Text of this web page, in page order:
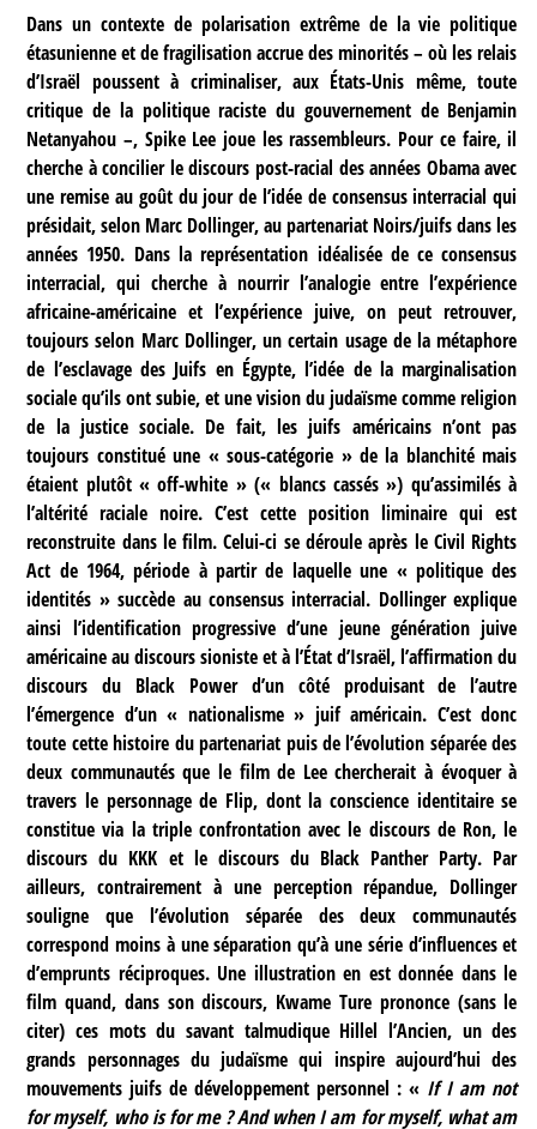
Dans un contexte de polarisation extrême de la vie politique
étasunienne et de fragilisation accrue des minorités – où les relais
d’Israël poussent à criminaliser, aux États-Unis même, toute
critique de la politique raciste du gouvernement de Benjamin
Netanyahou –, Spike Lee joue les rassembleurs. Pour ce faire, il
cherche à concilier le discours post-racial des années Obama avec
une remise au goût du jour de l’idée de consensus interracial qui
présidait, selon Marc Dollinger, au partenariat Noirs/juifs dans les
années 1950. Dans la représentation idéalisée de ce consensus
interracial, qui cherche à nourrir l’analogie entre l’expérience
africaine-américaine et l’expérience juive, on peut retrouver,
toujours selon Marc Dollinger, un certain usage de la métaphore
de l’esclavage des Juifs en Égypte, l’idée de la marginalisation
sociale qu’ils ont subie, et une vision du judaïsme comme religion
de la justice sociale. De fait, les juifs américains n’ont pas
toujours constitué une « sous-catégorie » de la blanchité mais
étaient plutôt « off-white » (« blancs cassés ») qu’assimilés à
l’altérité raciale noire. C’est cette position liminaire qui est
reconstruite dans le film. Celui-ci se déroule après le Civil Rights
Act de 1964, période à partir de laquelle une « politique des
identités » succède au consensus interracial. Dollinger explique
ainsi l’identification progressive d’une jeune génération juive
américaine au discours sioniste et à l’État d’Israël, l’affirmation du
discours du Black Power d’un côté produisant de l’autre
l’émergence d’un « nationalisme » juif américain. C’est donc
toute cette histoire du partenariat puis de l’évolution séparée des
deux communautés que le film de Lee chercherait à évoquer à
travers le personnage de Flip, dont la conscience identitaire se
constitue via la triple confrontation avec le discours de Ron, le
discours du KKK et le discours du Black Panther Party. Par
ailleurs, contrairement à une perception répandue, Dollinger
souligne que l’évolution séparée des deux communautés
correspond moins à une séparation qu’à une série d’influences et
d’emprunts réciproques. Une illustration en est donnée dans le
film quand, dans son discours, Kwame Ture prononce (sans le
citer) ces mots du savant talmudique Hillel l’Ancien, un des
grands personnages du judaïsme qui inspire aujourd’hui des
mouvements juifs de développement personnel : « If I am not
for myself, who is for me ? And when I am for myself, what am